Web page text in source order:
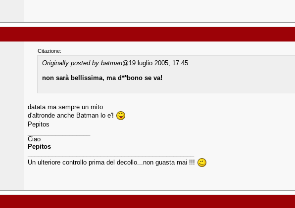
Citazione:
Originally posted by batman@19 luglio 2005, 17:45
non sarà bellissima, ma d**bono se va!
datata ma sempre un mito
d'altronde anche Batman lo e'!
Pepitos
Ciao
Pepitos
Un ulteriore controllo prima del decollo...non guasta mai !!!